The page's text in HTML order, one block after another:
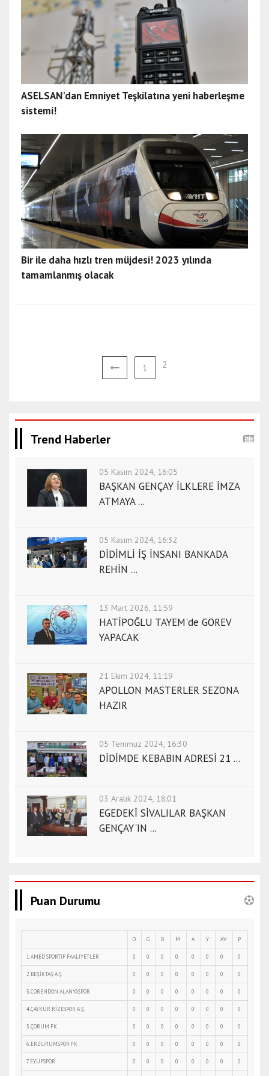
ASELSAN'dan Emniyet Teşkilatına yeni haberleşme
sistemi!
Bir ile daha hızlı tren müjdesi! 2023 yılında
tamamlanmış olacak
1 2
Trend Haberler
05 Kasım 2024, 16:05
BAŞKAN GENÇAY İLKLERE İMZA
ATMAYA ...
05 Kasım 2024, 16:32
DİDİMLİ İŞ İNSANI BANKADA
REHİN ...
13 Mart 2026, 11:59
HATİPOĞLU TAYEM'de GÖREV
YAPACAK
21 Ekim 2024, 11:19
APOLLON MASTERLER SEZONA
HAZIR
05 Temmuz 2024, 16:30
DİDİMDE KEBABIN ADRESİ 21 ...
03 Aralık 2024, 18:01
EGEDEKİ SİVALILAR BAŞKAN
GENÇAY'IN ...
Puan Durumu
O G B M A Y AV P
1.AMED SPORTİF FAALİYETLER 0 0 0 0 0 0 0 0
2.BEŞİKTAŞ A.Ş. 0 0 0 0 0 0 0 0
3.CORENDON ALANYASPOR 0 0 0 0 0 0 0 0
4.ÇAYKUR RİZESPOR A.Ş. 0 0 0 0 0 0 0 0
5.ÇORUM FK 0 0 0 0 0 0 0 0
6.ERZURUMSPOR FK 0 0 0 0 0 0 0 0
7.EYÜPSPOR 0 0 0 0 0 0 0 0